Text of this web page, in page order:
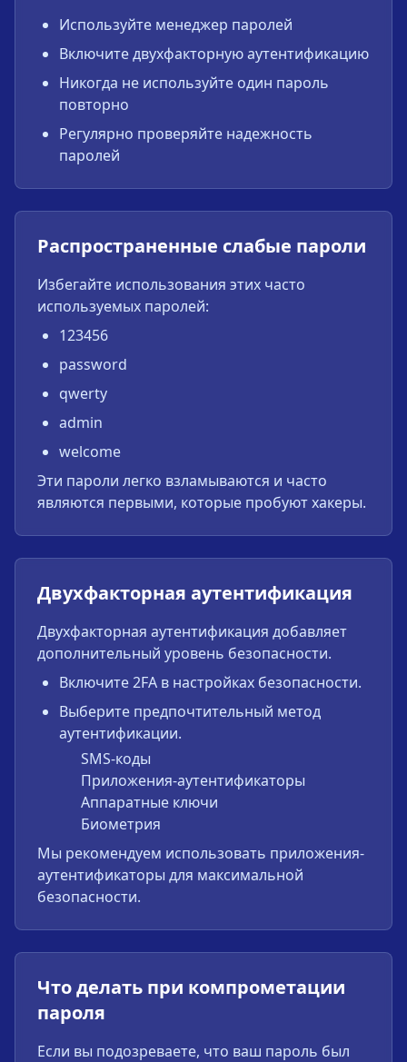
Используйте менеджер паролей
Включите двухфакторную аутентификацию
Никогда не используйте один пароль
повторно
Регулярно проверяйте надежность
паролей
Распространенные слабые пароли
Избегайте использования этих часто
используемых паролей:
123456
password
qwerty
admin
welcome
Эти пароли легко взламываются и часто
являются первыми, которые пробуют хакеры.
Двухфакторная аутентификация
Двухфакторная аутентификация добавляет
дополнительный уровень безопасности.
Включите 2FA в настройках безопасности.
Выберите предпочтительный метод
аутентификации.
SMS-коды
Приложения-аутентификаторы
Аппаратные ключи
Биометрия
Мы рекомендуем использовать приложения-
аутентификаторы для максимальной
безопасности.
Что делать при компрометации
пароля
Если вы подозреваете, что ваш пароль был